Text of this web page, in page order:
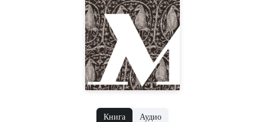
Книга Аудио